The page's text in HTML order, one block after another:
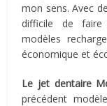
mon sens. Avec
difficile de faire
modèles
économique et
Le jet dentaire
précédent